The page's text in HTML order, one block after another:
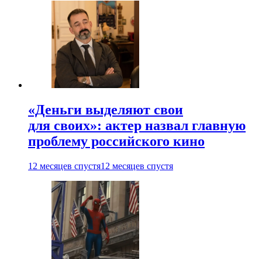
«Деньги выделяют свои
для своих»: актер назвал главную
проблему российского кино
12 месяцев спустя12 месяцев спустя